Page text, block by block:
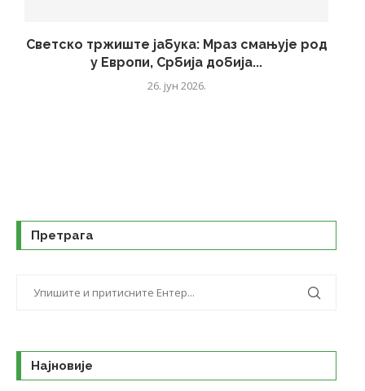
Светско тржиште јабука: Мраз смањује род
у Европи, Србија добија...
26. јун 2026.
Претрага
Најновије